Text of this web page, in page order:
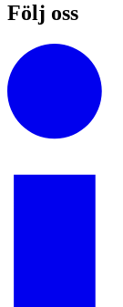
Följ oss